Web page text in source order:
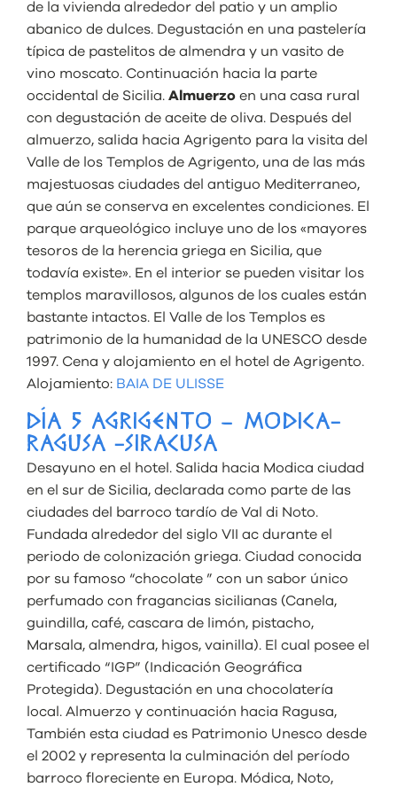
de la vivienda alrededor del patio y un amplio
abanico de dulces. Degustación en una pastelería
típica de pastelitos de almendra y un vasito de
vino moscato. Continuación hacia la parte
occidental de Sicilia. Almuerzo en una casa rural
con degustación de aceite de oliva. Después del
almuerzo, salida hacia Agrigento para la visita del
Valle de los Templos de Agrigento, una de las más
majestuosas ciudades del antiguo Mediterraneo,
que aún se conserva en excelentes condiciones. El
parque arqueológico incluye uno de los «mayores
tesoros de la herencia griega en Sicilia, que
todavía existe». En el interior se pueden visitar los
templos maravillosos, algunos de los cuales están
bastante intactos. El Valle de los Templos es
patrimonio de la humanidad de la UNESCO desde
1997. Cena y alojamiento en el hotel de Agrigento.
Alojamiento: BAIA DE ULISSE
DÍA 5 AGRIGENTO – MODICA-
RAGUSA -SIRACUSA
Desayuno en el hotel. Salida hacia Modica ciudad
en el sur de Sicilia, declarada como parte de las
ciudades del barroco tardío de Val di Noto.
Fundada alrededor del siglo VII ac durante el
periodo de colonización griega. Ciudad conocida
por su famoso “chocolate ” con un sabor único
perfumado con fragancias sicilianas (Canela,
guindilla, café, cascara de limón, pistacho,
Marsala, almendra, higos, vainilla). El cual posee el
certificado “IGP” (Indicación Geográfica
Protegida). Degustación en una chocolatería
local. Almuerzo y continuación hacia Ragusa,
También esta ciudad es Patrimonio Unesco desde
el 2002 y representa la culminación del período
barroco floreciente en Europa. Módica, Noto,